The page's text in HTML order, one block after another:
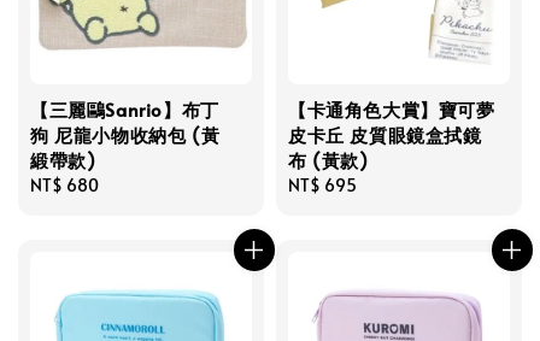
【三麗鷗Sanrio】布丁
狗 尼龍小物收納包 (黃
緞帶款)
Regular
NT$ 680
【卡通角色大賞】寶可夢
皮卡丘 皮質眼鏡盒拭鏡
布 (黃款)
Regular
NT$ 695